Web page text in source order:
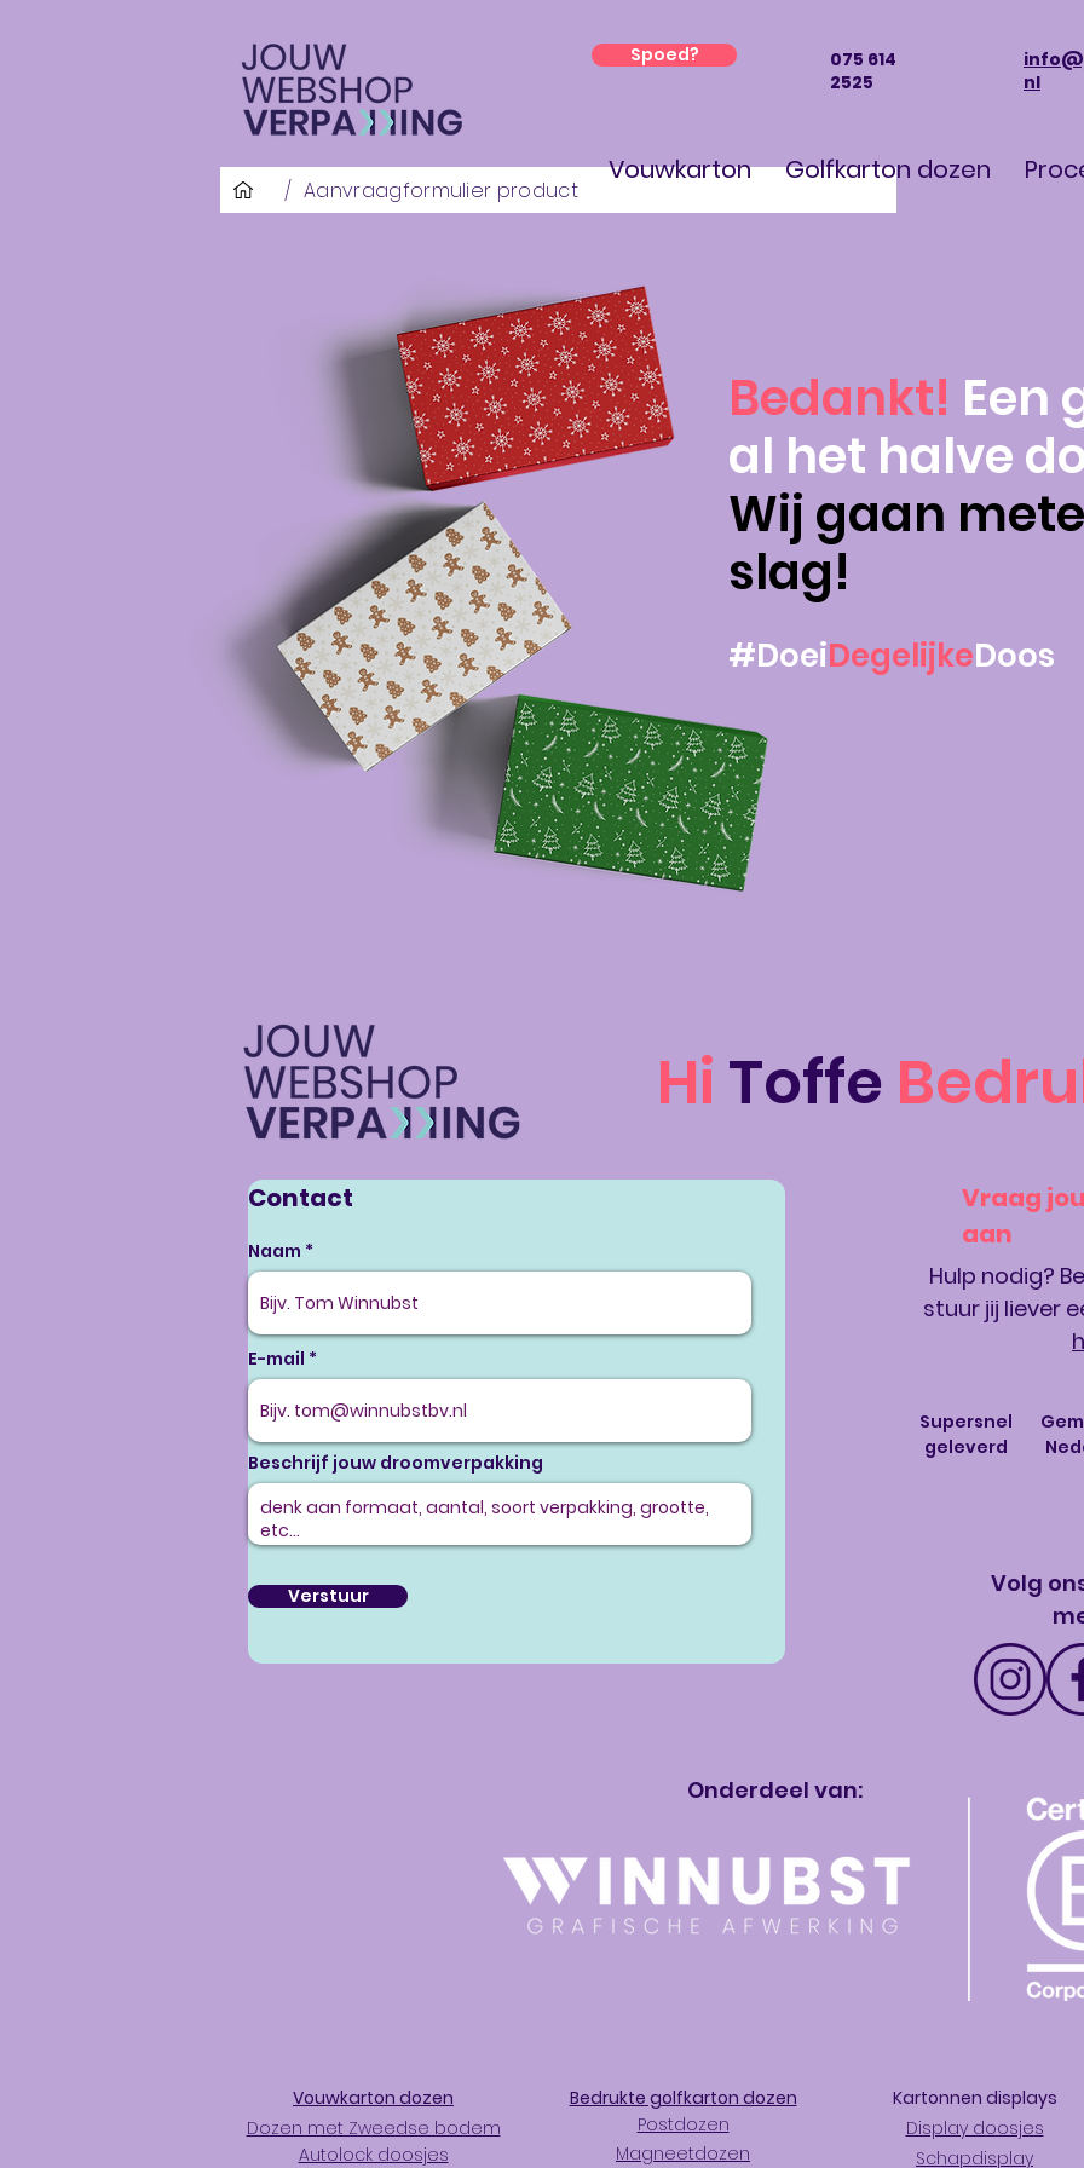
Spoed?
075 614
2525
nl
/ Aanvraagformulier product
Vouwkarton Golfkarton dozen
Bedankt! Een
al het halve
Wij gaan
slag!
#DoeiDegelijkeDoos
Hi Toffe
Contact
Naam
E-mail
Beschrijf jouw droomverpakking
Verstuur
Vraag
aan
Hulp nodig?
stuur jij liever
Supersnel
geleverd
Volg
Onderdeel van:
Vouwkarton dozen
Dozen met Zweedse bodem
Autolock doosjes
Bedrukte golfkarton dozen
Postdozen
Magneetdozen
Kartonnen displays
Display doosjes
Schapdisplay